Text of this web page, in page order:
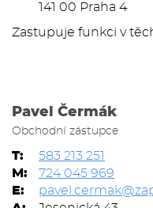
141 00 Praha 4
Zastupuje funkci v
Pavel Čermák
Obchodní zástupce
T:
583 213 251
M:
724 045 969
E: